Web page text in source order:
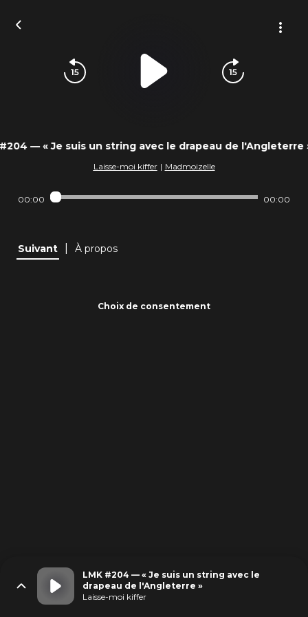
— « Je suis un string avec le drapeau de l'Angleterre
Laisse-moi kiffer | Madmoizelle
00:00 00:00
Suivant À propos
Choix de consentement
LMK #204 — « Je suis un string avec le
drapeau de l'Angleterre »
Laisse-moi kiffer